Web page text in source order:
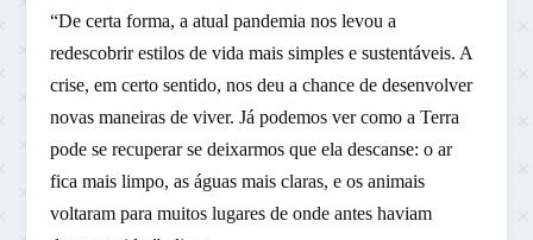
“De certa forma, a atual pandemia nos levou a
redescobrir estilos de vida mais simples e sustentáveis. A
crise, em certo sentido, nos deu a chance de desenvolver
novas maneiras de viver. Já podemos ver como a Terra
pode se recuperar se deixarmos que ela descanse: o ar
fica mais limpo, as águas mais claras, e os animais
voltaram para muitos lugares de onde antes haviam